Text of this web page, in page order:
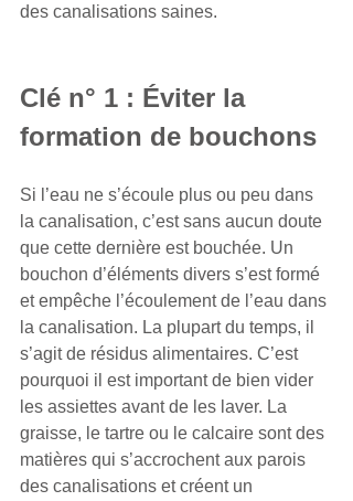
des canalisations saines.
Clé n° 1 : Éviter la
formation de bouchons
Si l’eau ne s’écoule plus ou peu dans
la canalisation, c’est sans aucun doute
que cette dernière est bouchée. Un
bouchon d’éléments divers s’est formé
et empêche l’écoulement de l’eau dans
la canalisation. La plupart du temps, il
s’agit de résidus alimentaires. C’est
pourquoi il est important de bien vider
les assiettes avant de les laver. La
graisse, le tartre ou le calcaire sont des
matières qui s’accrochent aux parois
des canalisations et créent un